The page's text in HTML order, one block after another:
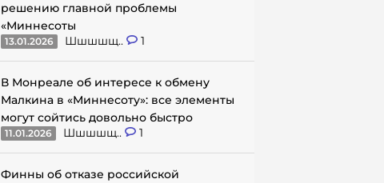
решению главной проблемы
«Миннесоты
13.01.2026 Шшшшщ.. 1
В Монреале об интересе к обмену
Малкина в «Миннесоту»: все элементы
могут сойтись довольно быстро
11.01.2026 Шшшшщ.. 1
Финны об отказе российской